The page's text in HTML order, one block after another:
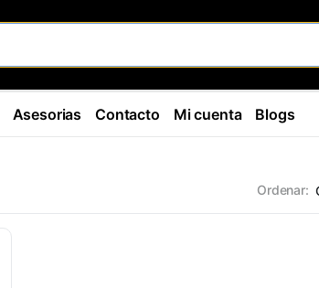
Asesorias Contacto Mi cuenta Blogs
Ordenar: